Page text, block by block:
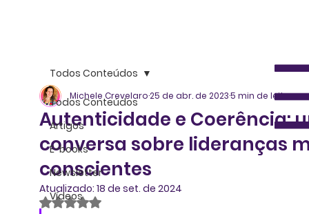
Todos Conteúdos
Artigos
E-books
Newsletter
Vídeos
Todos Conteúdos
Autenticidade e Coerência:
conversa sobre lideranças
conscientes
Michele Crevelaro25 de abr. de 20235 min de leitura
Atualizado: 18 de set. de 2024
Avaliado com NaN de 5 estrelas.